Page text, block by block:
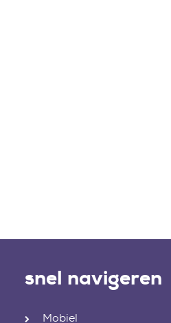
snel navigeren
Mobiel